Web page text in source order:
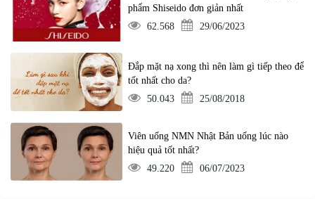
phẩm Shiseido đơn giản nhất
62.568
29/06/2023
Đắp mặt nạ xong thì nên làm gì tiếp theo để
tốt nhất cho da?
50.043
25/08/2018
Viên uống NMN Nhật Bản uống lúc nào
hiệu quả tốt nhất?
49.220
06/07/2023